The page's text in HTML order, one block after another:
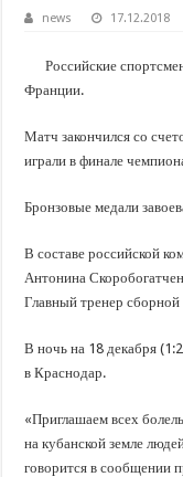
В городах и районах
news 17.12.2018
Российские
Франции.
Матч закончился со
играли в финале
Бронзовые медали
В составе российской
Антонина
Главный тренер
В ночь на 18 декабря
в Краснодар.
«Приглашаем всех
на кубанской земле
говорится в сообщении